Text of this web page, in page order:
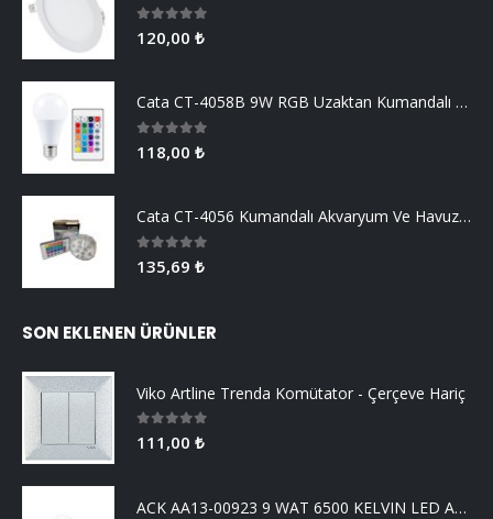
0 5 üzerinden
120,00 ₺
Cata CT-4058B 9W RGB Uzaktan Kumandalı Led Ampul Beyaz Işık
0 5 üzerinden
118,00 ₺
Cata CT-4056 Kumandalı Akvaryum Ve Havuz Aydınlatma
0 5 üzerinden
135,69 ₺
SON EKLENEN ÜRÜNLER
Viko Artline Trenda Komütator - Çerçeve Hariç
0 5 üzerinden
111,00 ₺
ACK AA13-00923 9 WAT 6500 KELVIN LED AMPUL